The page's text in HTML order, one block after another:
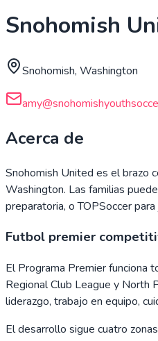
Snohomish
Snohomish, Washington
Acerca de
Snohomish United es el brazo
Washington. Las familias
preparatoria, o TOPSoccer
Futbol premier
El Programa Premier funciona
Regional Club League y North
liderazgo, trabajo en equipo,
El desarrollo sigue cuatro